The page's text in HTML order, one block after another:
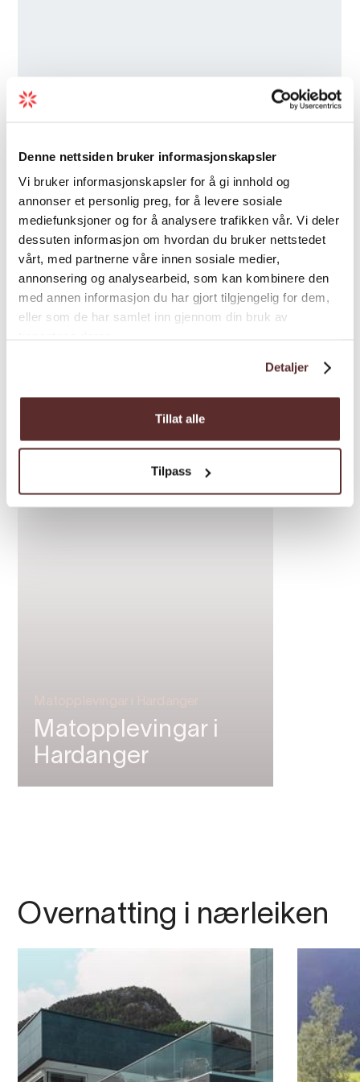
Denne nettsiden bruker informasjonskapsler
Vi bruker informasjonskapsler for å gi innhold og
annonser et personlig preg, for å levere sosiale
mediefunksjoner og for å analysere trafikken vår. Vi deler
dessuten informasjon om hvordan du bruker nettstedet
vårt, med partnerne våre innen sosiale medier,
annonsering og analysearbeid, som kan kombinere den
med annen informasjon du har gjort tilgjengelig for dem,
eller som de har samlet inn gjennom din bruk av
Detaljer
Tillat alle
Tilpass
Inspirasjon
Matopplevingar i
Hardanger
Overnatting i nærleiken